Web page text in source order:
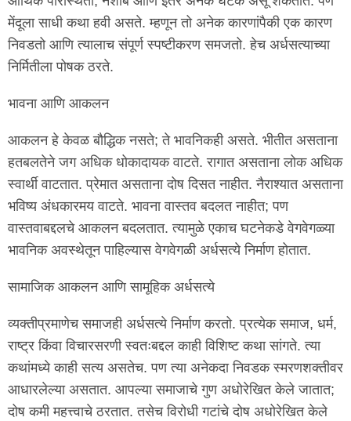
मेंदूला साधी कथा हवी असते. म्हणून तो अनेक कारणांपैकी एक कारण
निवडतो आणि त्यालाच संपूर्ण स्पष्टीकरण समजतो. हेच अर्धसत्याच्या
निर्मितीला पोषक ठरते.
भावना आणि आकलन
आकलन हे केवळ बौद्धिक नसते; ते भावनिकही असते. भीतीत असताना
हतबलतेने जग अधिक धोकादायक वाटते. रागात असताना लोक अधिक
स्वार्थी वाटतात. प्रेमात असताना दोष दिसत नाहीत. नैराश्यात असताना
भविष्य अंधकारमय वाटते. भावना वास्तव बदलत नाहीत; पण
वास्तवाबद्दलचे आकलन बदलतात. त्यामुळे एकाच घटनेकडे वेगवेगळ्या
भावनिक अवस्थेतून पाहिल्यास वेगवेगळी अर्धसत्ये निर्माण होतात.
सामाजिक आकलन आणि सामूहिक अर्धसत्ये
व्यक्तीप्रमाणेच समाजही अर्धसत्ये निर्माण करतो. प्रत्येक समाज, धर्म,
राष्ट्र किंवा विचारसरणी स्वतःबद्दल काही विशिष्ट कथा सांगते. त्या
कथांमध्ये काही सत्य असतेच. पण त्या अनेकदा निवडक स्मरणशक्तीवर
आधारलेल्या असतात. आपल्या समाजाचे गुण अधोरेखित केले जातात;
दोष कमी महत्त्वाचे ठरतात. तसेच विरोधी गटांचे दोष अधोरेखित केले